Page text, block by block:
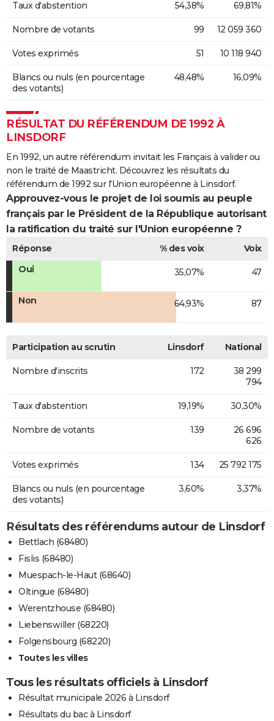
Taux d'abstention 54,38% 69,81%
Nombre de votants 99 12 059 360
Votes exprimés 51 10 118 940
Blancs ou nuls (en pourcentage
des votants)
48,48% 16,09%
RÉSULTAT DU RÉFÉRENDUM DE 1992 À
LINSDORF
En 1992, un autre référendum invitait les Français à valider ou
non le traité de Maastricht. Découvrez les résultats du
référendum de 1992 sur l'Union européenne à Linsdorf.
Approuvez-vous le projet de loi soumis au peuple
français par le Président de la République autorisant
la ratification du traité sur l'Union européenne ?
Réponse % des voix
Voix
Oui
35,07% 47
Non 64,93% 87
Participation au scrutin Linsdorf National
Nombre d'inscrits 172
38 299
794
Taux d'abstention 19,19% 30,30%
Nombre de votants 139
26 696
626
Votes exprimés 134 25 792 175
Blancs ou nuls (en pourcentage
des votants)
3,60% 3,37%
Résultats des référendums autour de Linsdorf
Bettlach (68480)
Fislis (68480)
Muespach-le-Haut (68640)
Oltingue (68480)
Werentzhouse (68480)
Liebenswiller (68220)
Folgensbourg (68220)
Toutes les villes
Tous les résultats officiels à Linsdorf
Résultat municipale 2026 à Linsdorf
Résultats du bac à Linsdorf